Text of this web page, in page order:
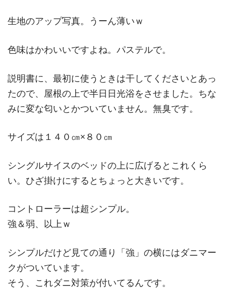
生地のアップ写真。うーん薄いｗ
色味はかわいいですよね。パステルで。
説明書に、最初に使うときは干してくださいとあっ
たので、屋根の上で半日日光浴をさせました。ちな
みに変な匂いとかついていません。無臭です。
サイズは１４０㎝×８０㎝
シングルサイスのベッドの上に広げるとこれくら
い。ひざ掛けにするとちょっと大きいです。
コントローラーは超シンプル。
強＆弱、以上ｗ
シンプルだけど見ての通り「強」の横にはダニマー
クがついています。
そう、これダニ対策が付いてるんです。